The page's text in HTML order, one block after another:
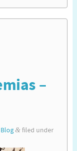
–
&filed under